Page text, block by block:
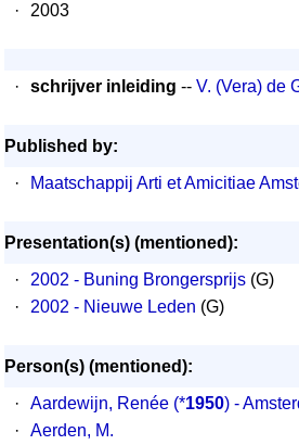
·
2003
· schrijver inleiding -- V. (Vera) de
Published by:
·
Maatschappij Arti et Amicitiae
Presentation(s) (mentioned):
·
2002 - Buning Brongersprijs (G)
·
2002 - Nieuwe Leden (G)
Person(s) (mentioned):
·
Aardewijn, Renée (*1950) -
·
Aerden, M.